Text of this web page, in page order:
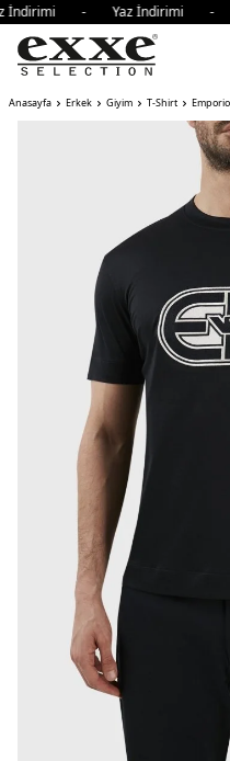
- Yaz
Anasayfa Erkek Giyim T-Shirt